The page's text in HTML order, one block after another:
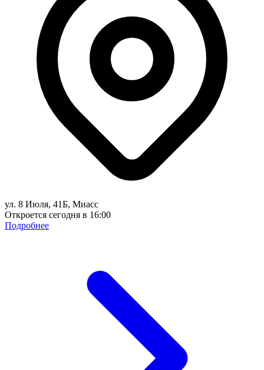
ул. 8 Июля, 41Б, Миасс
Откроется сегодня в 16:00
Подробнее